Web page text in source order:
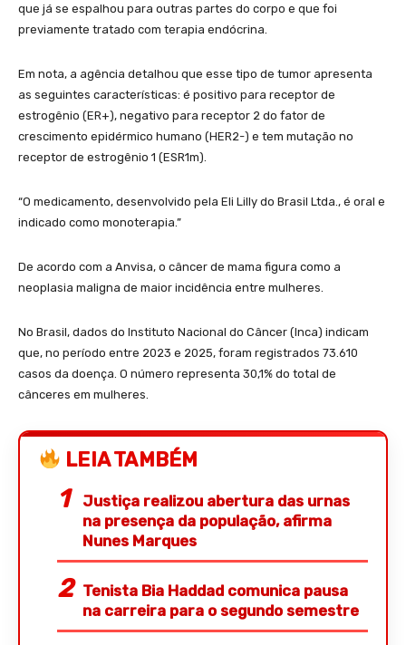
que já se espalhou para outras partes do corpo e que foi
previamente tratado com terapia endócrina.
Em nota, a agência detalhou que esse tipo de tumor apresenta
as seguintes características: é positivo para receptor de
estrogênio (ER+), negativo para receptor 2 do fator de
crescimento epidérmico humano (HER2-) e tem mutação no
receptor de estrogênio 1 (ESR1m).
“O medicamento, desenvolvido pela Eli Lilly do Brasil Ltda., é oral e
indicado como monoterapia.”
De acordo com a Anvisa, o câncer de mama figura como a
neoplasia maligna de maior incidência entre mulheres.
No Brasil, dados do Instituto Nacional do Câncer (Inca) indicam
que, no período entre 2023 e 2025, foram registrados 73.610
casos da doença. O número representa 30,1% do total de
cânceres em mulheres.
LEIA TAMBÉM
Justiça realizou abertura das urnas
na presença da população, afirma
Nunes Marques
Tenista Bia Haddad comunica pausa
na carreira para o segundo semestre